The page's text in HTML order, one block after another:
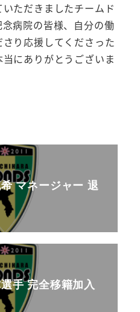
ただきましたチームド
病院の皆様、自分の働
り応援してくださった
にありがとうございま
マネージャー 退
手 完全移籍加入